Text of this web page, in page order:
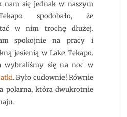
nam się jednak w naszym
spodobało, że
w nim trochę dłużej.
spokojnie na pracy i
jesienią w Lake Tekapo.
wybraliśmy się na noc w
. Było cudownie! Równie
polarna, która dwukrotnie